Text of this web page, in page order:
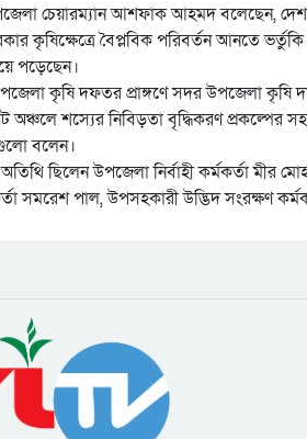
চেয়ারম্যান আশফাক আহমদ বলেছেন, দেশ
কৃষিক্ষেত্রে বৈপ্লবিক পরিবর্তন আনতে
পড়েছেন।
কৃষি দফতর প্রাঙ্গণে সদর উপজেলা
অঞ্চলে শস্যের নিবিড়তা বৃদ্ধিকরণ প্রকল্পের
বলেন।
ছিলেন উপজেলা নির্বাহী কর্মকর্তা মীর
সমরেশ পাল, উপসহকারী উদ্ভিদ